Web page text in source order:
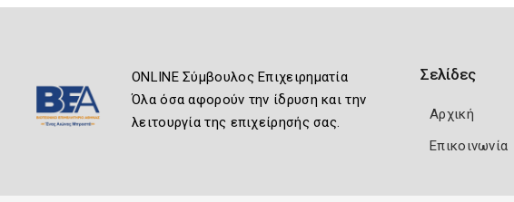
ONLINE Σύμβουλος Επιχειρηματία
Όλα όσα αφορούν την ίδρυση και την
λειτουργία της επιχείρησής σας.
Σελίδες
Αρχική
Επικοινωνία